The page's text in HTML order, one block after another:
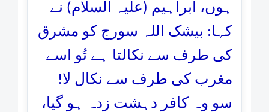
ہوں، ابراہیم (علیہ السلام) نے
کہا: بیشک اللہ سورج کو مشرق
کی طرف سے نکالتا ہے تُو اسے
مغرب کی طرف سے نکال لا!
سو وہ کافر دہشت زدہ ہو گیا،